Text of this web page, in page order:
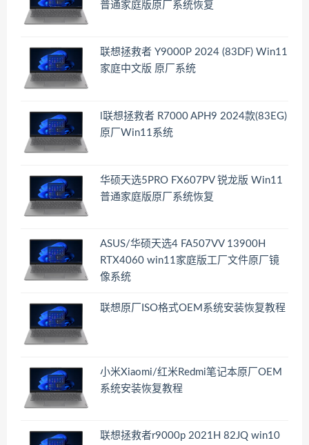
普通家庭版原厂系统恢复
联想拯救者 Y9000P 2024 (83DF) Win11
家庭中文版 原厂系统
l联想拯救者 R7000 APH9 2024款(83EG)
原厂Win11系统
华硕天选5PRO FX607PV 锐龙版 Win11
普通家庭版原厂系统恢复
ASUS/华硕天选4 FA507VV 13900H
RTX4060 win11家庭版工厂文件原厂镜
像系统
联想原厂ISO格式OEM系统安装恢复教程
小米Xiaomi/红米Redmi笔记本原厂OEM
系统安装恢复教程
联想拯救者r9000p 2021H 82JQ win10